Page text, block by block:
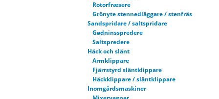
Rotorfræsere
Grönyte stennedläggare / stenfräs
Sandspridare / saltspridare
Gødninsspredere
Saltspredere
Häck och slänt
Armklippare
Fjärrstyrd släntklippare
Häckklippare / släntklippare
Inomgårdsmaskiner